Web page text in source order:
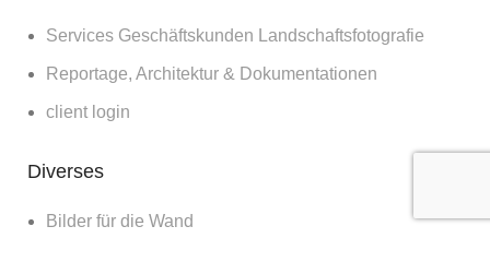
Services Geschäftskunden Landschaftsfotografie
Reportage, Architektur & Dokumentationen
client login
Diverses
Bilder für die Wand